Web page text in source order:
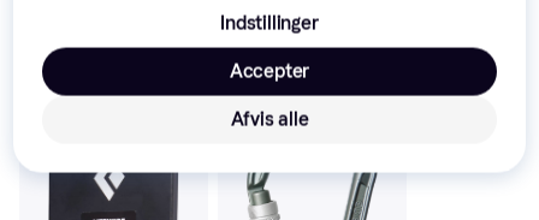
Se vores forslag til andre produkter, der matcher dine
interesser. Vis alle
Indstillinger
Afvis alle
Accepter